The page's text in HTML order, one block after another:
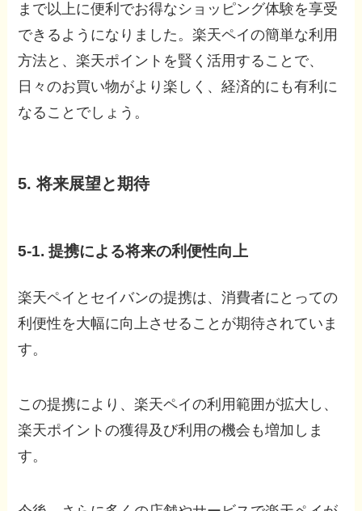
まで以上に便利でお得なショッピング体験を享受
できるようになりました。楽天ペイの簡単な利用
方法と、楽天ポイントを賢く活用することで、
日々のお買い物がより楽しく、経済的にも有利に
なることでしょう。
5. 将来展望と期待
5-1. 提携による将来の利便性向上
楽天ペイとセイバンの提携は、消費者にとっての
利便性を大幅に向上させることが期待されていま
す。
この提携により、楽天ペイの利用範囲が拡大し、
楽天ポイントの獲得及び利用の機会も増加しま
す。